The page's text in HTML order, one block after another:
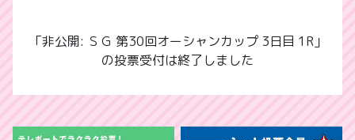
「非公開: ＳＧ 第30回オーシャンカップ 3日目 1R」
の投票受付は終了しました